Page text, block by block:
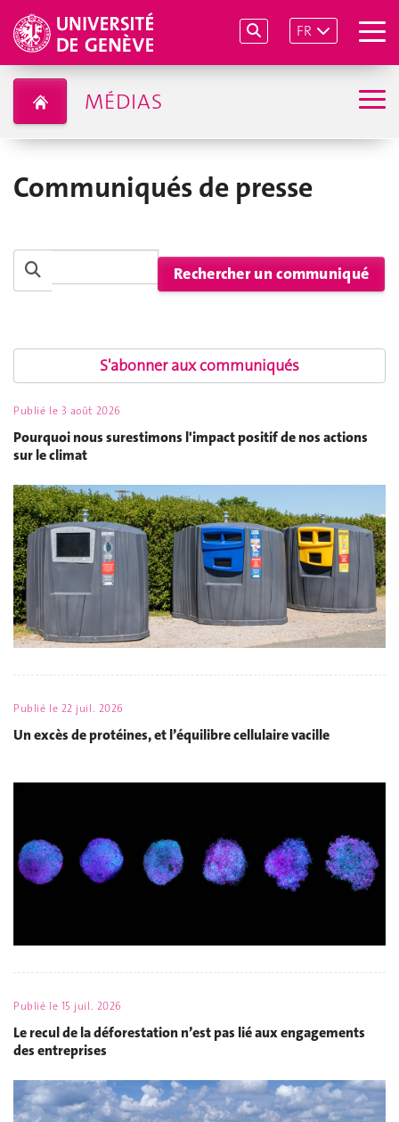
FR
MÉDIAS
Communiqués de presse
S'abonner aux communiqués
Publié le 3 août 2026
Pourquoi nous surestimons l'impact positif de nos actions
sur le climat
Publié le 22 juil. 2026
Un excès de protéines, et l’équilibre cellulaire vacille
Publié le 15 juil. 2026
Le recul de la déforestation n’est pas lié aux engagements
des entreprises